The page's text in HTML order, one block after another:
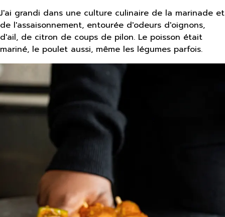
J'ai grandi dans une culture culinaire de la marinade et
de l'assaisonnement, entourée d'odeurs d'oignons,
d'ail, de citron de coups de pilon. Le poisson était
mariné, le poulet aussi, même les légumes parfois.